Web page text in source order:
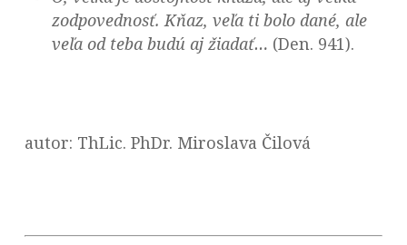
zodpovednosť. Kňaz, veľa ti bolo dané, ale
veľa od teba budú aj žiadať… (Den. 941).
autor: ThLic. PhDr. Miroslava Čilová